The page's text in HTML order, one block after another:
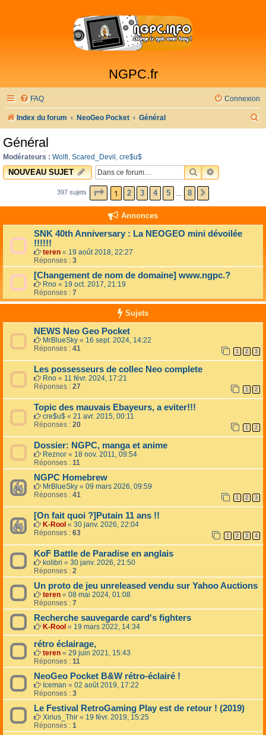
NGPC.fr
FAQ Connexion
Index du forum NeoGeo Pocket Général
h
Général
Modérateurs : Wolfi, Scared_Devil , cre$u$
NOUVEAU SUJET RECHERCHER
RECHERCHE
397 sujets PAGE1 SUR 8
1 2 3 4 5 8
Annonces
SNK 40th Anniversary : La NEOGEO mini dévoilée
!!!!!!
teren « 19 août 2018, 22:27
Réponses : 3
[Changement de nom de domaine] www.ngpc.?
Rno « 19 oct. 2017, 21:19
Réponses : 7
Sujets
NEWS Neo Geo Pocket
MrBlueSky « 16 sept. 2024, 14:22
Réponses : 41 1 2 3
Les possesseurs de collec Neo complete
Rno « 11 févr. 2024, 17:21
Réponses : 27 1 2
Topic des mauvais Ebayeurs, a eviter!!!
cre$u$ « 21 avr. 2015, 00:11
Réponses : 20 1 2
Dossier: NGPC, manga et anime
Reznor « 18 nov. 2011, 09:54
Réponses : 11
NGPC Homebrew
MrBlueSky « 09 mars 2026, 09:59
Réponses : 41 1 2 3
[On fait quoi ?]Putain 11 ans !!
K-Rool « 30 janv. 2026, 22:04
Réponses : 63 1 2 3 4
KoF Battle de Paradise en anglais
kolibri « 30 janv. 2026, 21:50
Réponses : 2
Un proto de jeu unreleased vendu sur Yahoo Auctions
teren « 08 mai 2024, 01:08
Réponses : 7
Recherche sauvegarde card's fighters
K-Rool « 19 mars 2022, 14:34
rétro éclairage,
teren « 29 juin 2021, 15:43
Réponses : 11
NeoGeo Pocket B&W rétro-éclairé !
Iceman « 02 août 2019, 17:22
Réponses : 3
Le Festival RetroGaming Play est de retour ! (2019)
Xirius_Thir « 19 févr. 2019, 15:25
Réponses : 1